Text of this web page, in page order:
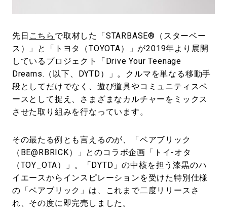
先日 こちら で取材した「STARBASE®︎（スターベー
ス）」と「トヨタ（TOYOTA）」が2019年より展開
しているプロジェクト「Drive Your Teenage
Dreams.（以下、DYTD）」。クルマを単なる移動手
段としてだけでなく、遊び道具やコミュニティスペ
ースとして捉え、さまざまなカルチャーをミックス
させた取り組みを行なっています。
その最たる例とも言えるのが、「ベアブリック
（BE@RBRICK）」とのコラボ企画「トイ-オタ
（TOY_OTA）」。「DYTD」の中核を担う漆黒のハ
イエースからインスピレーションを受けた特別仕様
の「ベアブリック」は、これまで二度リリースさ
れ、その度に即完売しました。